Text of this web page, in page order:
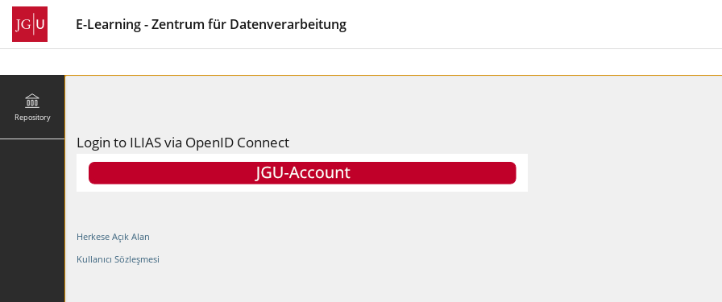
E-Learning - Zentrum für Datenverarbeitung
Repository
Login to ILIAS via OpenID Connect
Herkese Açık Alan
Kullanıcı Sözleşmesi